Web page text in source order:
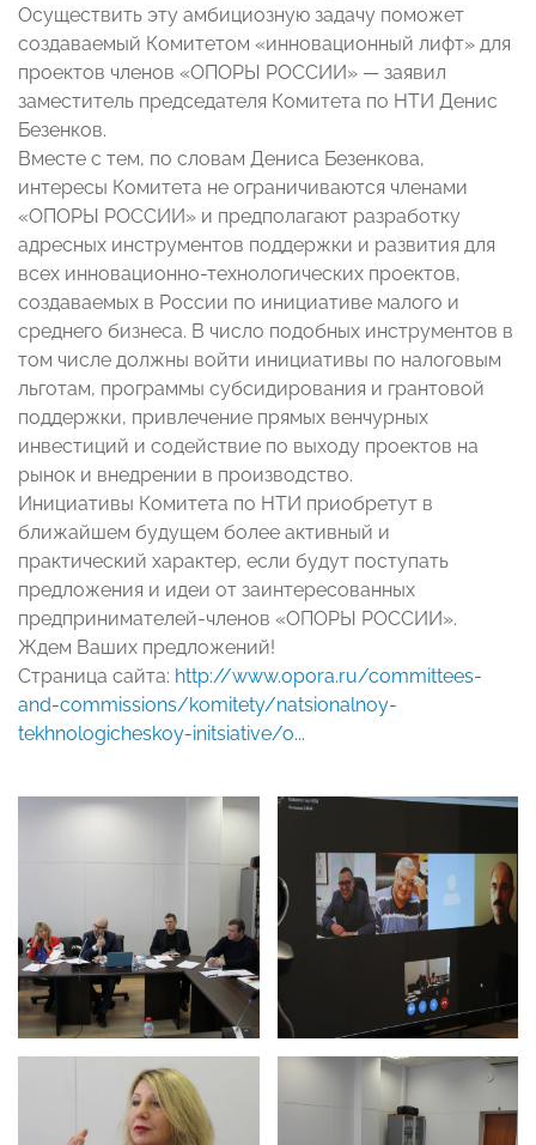
Осуществить эту амбициозную задачу поможет
создаваемый Комитетом «инновационный лифт» для
проектов членов «ОПОРЫ РОССИИ» — заявил
заместитель председателя Комитета по НТИ Денис
Безенков.
Вместе с тем, по словам Дениса Безенкова,
интересы Комитета не ограничиваются членами
«ОПОРЫ РОССИИ» и предполагают разработку
адресных инструментов поддержки и развития для
всех инновационно-технологических проектов,
создаваемых в России по инициативе малого и
среднего бизнеса. В число подобных инструментов в
том числе должны войти инициативы по налоговым
льготам, программы субсидирования и грантовой
поддержки, привлечение прямых венчурных
инвестиций и содействие по выходу проектов на
рынок и внедрении в производство.
Инициативы Комитета по НТИ приобретут в
ближайшем будущем более активный и
практический характер, если будут поступать
предложения и идеи от заинтересованных
предпринимателей-членов «ОПОРЫ РОССИИ».
Ждем Ваших предложений!
Страница сайта: http://www.opora.ru/committees-
and-commissions/komitety/natsionalnoy-
tekhnologicheskoy-initsiative/o...